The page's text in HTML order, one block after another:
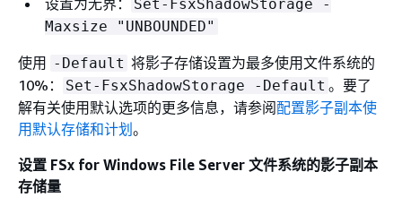
设置为无界：
Set-FsxShadowStorage -
Maxsize "UNBOUNDED"
使用 -Default 将影子存储设置为最多使用文件系统的
10%：
Set-FsxShadowStorage -Default 。要了
解有关使用默认选项的更多信息，请参阅配置影子副本使
用默认存储和计划 。
设置 FSx for Windows File Server 文件系统的影子副本
存储量